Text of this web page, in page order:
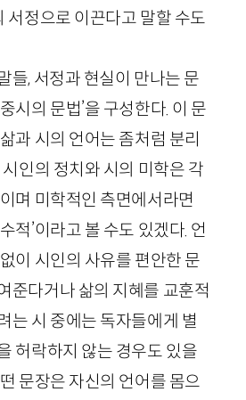
서정으로 이끈다고 말할 수도
들, 서정과 현실이 만나는 문
시의 문법’을 구성한다. 이 문
과 시의 언어는 좀처럼 분리
인의 정치와 시의 미학은 각
며 미학적인 측면에서라면
적’이라고 볼 수도 있겠다. 언
이 시인의 사유를 편안한 문
준다거나 삶의 지혜를 교훈적
는 시 중에는 독자들에게 별
허락하지 않는 경우도 있을
문장은 자신의 언어를 몸으